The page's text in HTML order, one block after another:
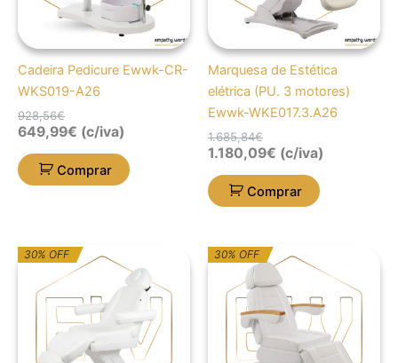
Cadeira Pedicure Ewwk-CR-
WKS019-A26
928,56€
649,99€ (c/iva)
Comprar
Marquesa de Estética
elétrica (PU. 3 motores)
Ewwk-WKE017.3.A26
1.685,84€
1.180,09€ (c/iva)
Comprar
30% OFF O
preço
era:
2.213,64€.
O
preço
é:
1.549,55€.
30% OFF O
preço
original
1.753,49€.
O
preço
atual
1.227,44€.